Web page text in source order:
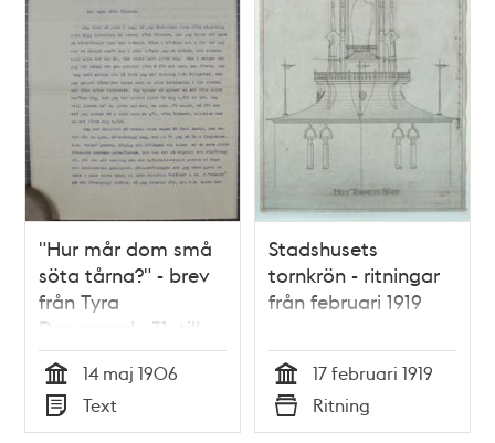
"Hur mår dom små
söta tårna?" - brev
från Tyra
Degermark, 31, till
Anton Nyström, 64,
14 maj 1906
Tid
14 maj 1906
Typ
Text
Stadshusets
tornkrön - ritningar
från februari 1919
Tid
17 februari 1919
Typ
Ritning